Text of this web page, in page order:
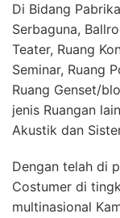
Di Bidang
Serbaguna,
Teater, Ruang
Seminar, Ruang
Ruang Genset/
jenis Ruangan
Akustik dan
Dengan telah di
Costumer di
multinasional